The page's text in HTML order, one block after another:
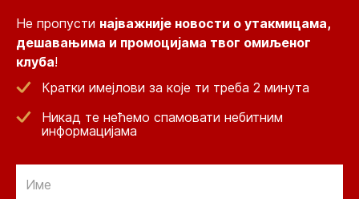
Не пропусти најважније новости о утакмицама,
дешавањима и промоцијама твог омиљеног
клуба!
Кратки имејлови за које ти треба 2 минута
Никад те нећемо спамовати небитним
информацијама